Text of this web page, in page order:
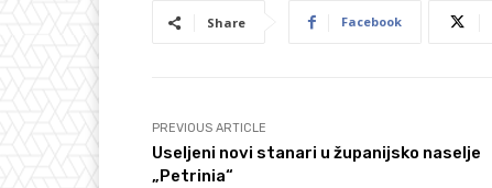
Share Facebook
PREVIOUS ARTICLE
Useljeni novi stanari u županijsko naselje
„Petrinia“